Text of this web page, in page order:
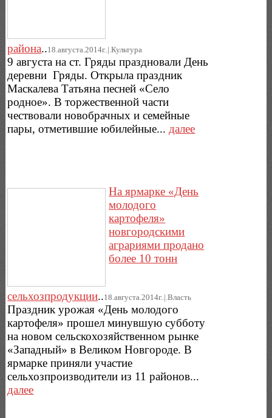
района..18.августа.2014г..|.Культура
9 августа на ст. Гряды праздновали День
деревни Гряды. Открыла праздник
Маскалева Татьяна песней «Село
родное». В торжественной части
чествовали новобрачных и семейные
пары, отметившие юбилейные... далее
На ярмарке «День
молодого
картофеля»
новгородскими
аграриями продано
более 10 тонн
сельхозпродукции..18.августа.2014г..|.Власть
Праздник урожая «День молодого
картофеля» прошел минувшую субботу
на новом сельскохозяйственном рынке
«Западный» в Великом Новгороде. В
ярмарке приняли участие
сельхозпроизводители из 11 районов...
далее